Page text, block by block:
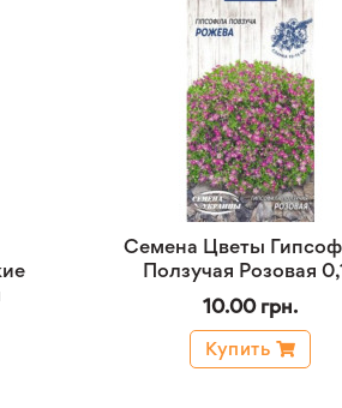
Семена Цветы
Ползучая Розовая
10.00 грн.
Купить